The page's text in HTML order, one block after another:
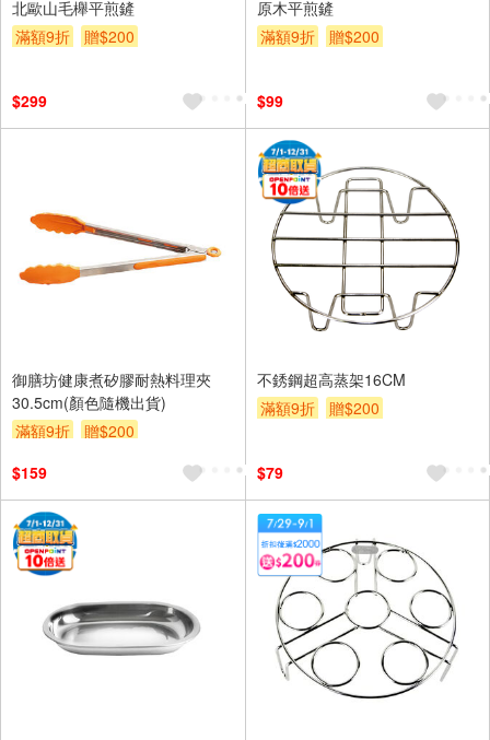
北歐山毛櫸平煎鏟
滿額9折
贈$200
$299
原木平煎鏟
滿額9折
贈$200
$99
御膳坊健康煮矽膠耐熱料理夾
30.5cm(顏色隨機出貨)
滿額9折
贈$200
$159
不銹鋼超高蒸架16CM
滿額9折
贈$200
$79